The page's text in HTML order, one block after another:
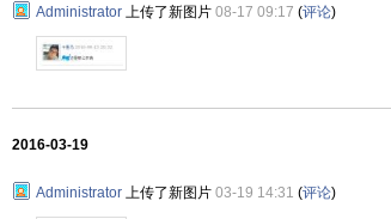
Administrator 上传了新图片 08-17 09:17 (评论)
2016-03-19
Administrator 上传了新图片 03-19 14:31 (评论)